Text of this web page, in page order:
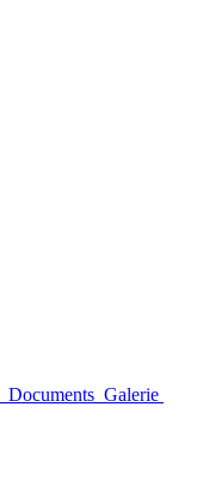
Documents Galerie